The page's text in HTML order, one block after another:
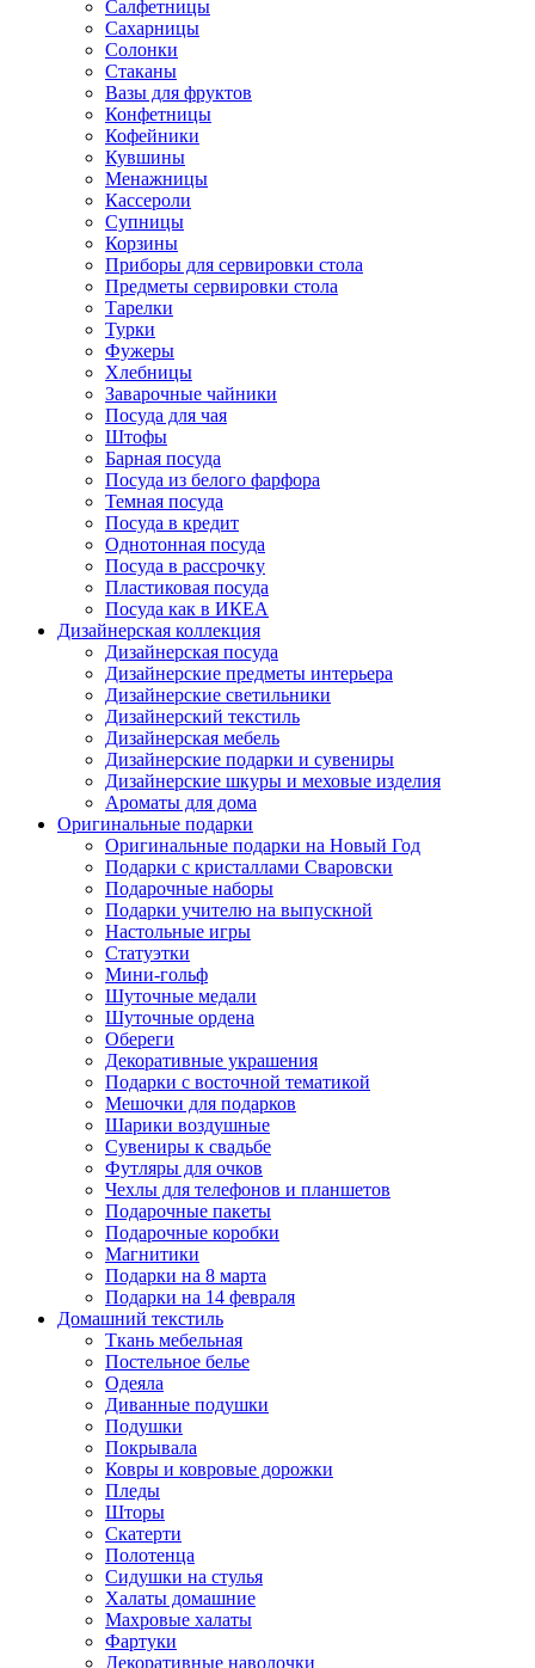
Салфетницы
Сахарницы
Солонки
Стаканы
Вазы для фруктов
Конфетницы
Кофейники
Кувшины
Менажницы
Кассероли
Супницы
Корзины
Приборы для сервировки стола
Предметы сервировки стола
Тарелки
Турки
Фужеры
Хлебницы
Заварочные чайники
Посуда для чая
Штофы
Барная посуда
Посуда из белого фарфора
Темная посуда
Посуда в кредит
Однотонная посуда
Посуда в рассрочку
Пластиковая посуда
Посуда как в ИКЕА
Дизайнерская коллекция
Дизайнерская посуда
Дизайнерские предметы интерьера
Дизайнерские светильники
Дизайнерский текстиль
Дизайнерская мебель
Дизайнерские подарки и сувениры
Дизайнерские шкуры и меховые изделия
Ароматы для дома
Оригинальные подарки
Оригинальные подарки на Новый Год
Подарки с кристаллами Сваровски
Подарочные наборы
Подарки учителю на выпускной
Настольные игры
Статуэтки
Мини-гольф
Шуточные медали
Шуточные ордена
Обереги
Декоративные украшения
Подарки с восточной тематикой
Мешочки для подарков
Шарики воздушные
Сувениры к свадьбе
Футляры для очков
Чехлы для телефонов и планшетов
Подарочные пакеты
Подарочные коробки
Магнитики
Подарки на 8 марта
Подарки на 14 февраля
Домашний текстиль
Ткань мебельная
Постельное белье
Одеяла
Диванные подушки
Подушки
Покрывала
Ковры и ковровые дорожки
Пледы
Шторы
Скатерти
Полотенца
Сидушки на стулья
Халаты домашние
Махровые халаты
Фартуки
Декоративные наволочки